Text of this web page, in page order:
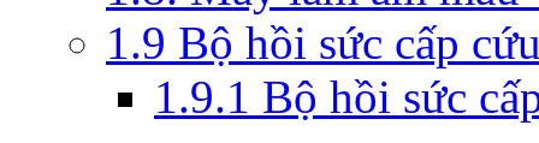
1.9 Bộ hồi sức cấp
1.9.1 Bộ hồi sức